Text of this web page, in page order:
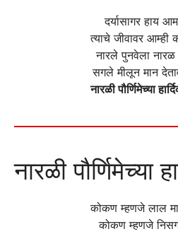
दर्यासागर हाय
त्याचे जीवावर आम्ही
नारले पुनवेला नारळ
सगले मीलून मान
नारळी पौर्णिमेच्या
नारळी पौर्णिमेच्या
कोकण म्हणजे लाल
कोकण म्हणजे